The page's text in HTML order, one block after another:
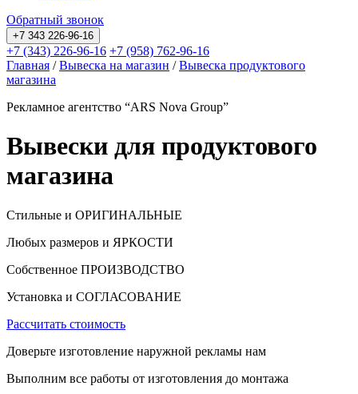
Обратный звонок
+7 343 226-96-16
+7 (343) 226-96-16 +7 (958) 762-96-16
Главная /Вывеска на магазин /Вывеска продуктового
магазина
Рекламное агентство “ARS Nova Group”
Вывески для продуктового
магазина
Стильные и ОРИГИНАЛЬНЫЕ
Любых размеров и ЯРКОСТИ
Собственное ПРОИЗВОДСТВО
Установка и СОГЛАСОВАНИЕ
Рассчитать стоимость
Доверьте изготовление наружной рекламы нам
Выполним все работы от изготовления до монтажа